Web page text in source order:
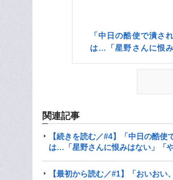
「中日の酷使で潰さ
は…「星野さんに恨
関連記事
【続きを読む／#4】「中日の酷
は…「星野さんに恨みはない」「
【最初から読む／#1】「おいお